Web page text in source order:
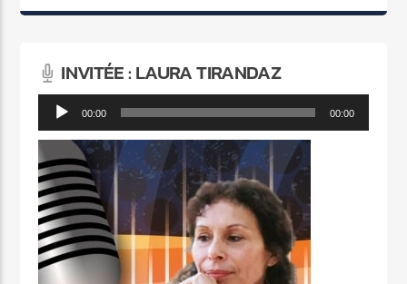
INVITÉE : LAURA TIRANDAZ
Lecteur
audio
00:00 00:00